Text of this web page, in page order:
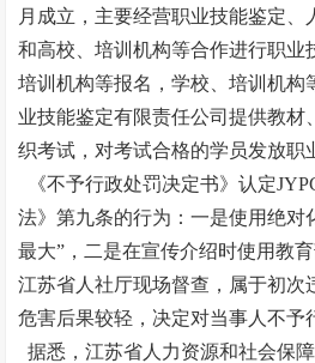
月成立，主要经营职业技能鉴定、
和高校、培训机构等合作进行职业
培训机构等报名，学校、培训机构
业技能鉴定有限责任公司提供教材
织考试，对考试合格的学员发放职
《不予行政处罚决定书》认定
法》第九条的行为：一是使用绝对
最大”，二是在宣传介绍时使用教
江苏省人社厅现场督查，属于初次
危害后果较轻，决定对当事人不予
据悉，江苏省人力资源和社会保